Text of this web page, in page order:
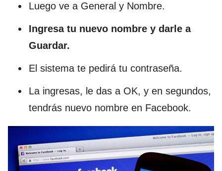
Luego ve a General y Nombre.
Ingresa tu nuevo nombre y darle a
Guardar.
El sistema te pedirá tu contraseña.
La ingresas, le das a OK, y en segundos,
tendrás nuevo nombre en Facebook.